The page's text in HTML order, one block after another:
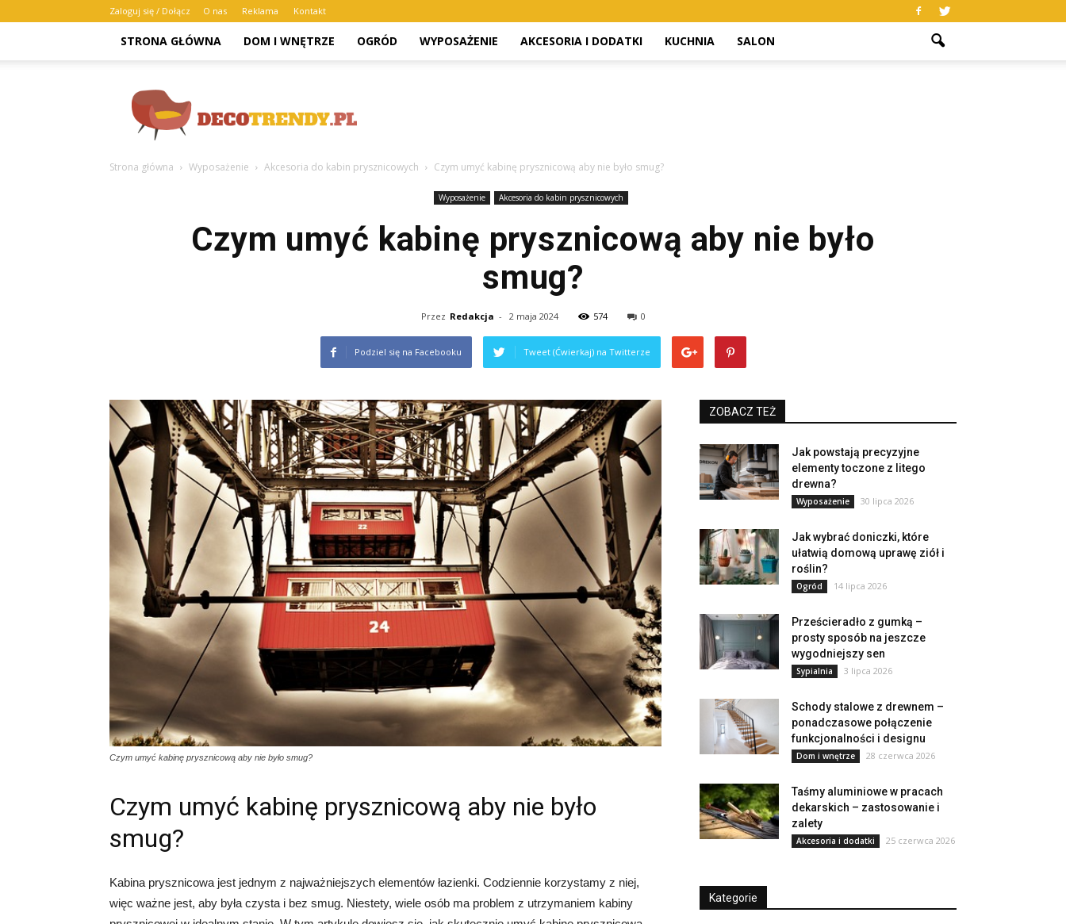
Zaloguj się / Dołącz O nas Reklama Kontakt
STRONA GŁÓWNA DOM I WNĘTRZE OGRÓD WYPOSAŻENIE AKCESORIA I DODATKI KUCHNIA SALON
Decotrendy.pl
Strona główna Wyposażenie Akcesoria do kabin prysznicowych Czym umyć kabinę prysznicową aby nie było smug?
Wyposażenie Akcesoria do kabin prysznicowych
Czym umyć kabinę prysznicową aby nie było
smug?
Przez Redakcja - 2 maja 2024 574 0
Podziel się na Facebooku Tweet (Ćwierkaj) na Twitterze
Czym umyć kabinę prysznicową aby nie było smug?
Czym umyć kabinę prysznicową aby nie było
smug?
Kabina prysznicowa jest jednym z najważniejszych elementów łazienki. Codziennie korzystamy z niej,
więc ważne jest, aby była czysta i bez smug. Niestety, wiele osób ma problem z utrzymaniem kabiny
ZOBACZ TEŻ
Jak powstają precyzyjne
elementy toczone z litego
drewna?
Wyposażenie 30 lipca 2026
Jak wybrać doniczki, które
ułatwią domową uprawę ziół i
roślin?
Ogród 14 lipca 2026
Prześcieradło z gumką –
prosty sposób na jeszcze
wygodniejszy sen
Sypialnia 3 lipca 2026
Schody stalowe z drewnem –
ponadczasowe połączenie
funkcjonalności i designu
Dom i wnętrze 28 czerwca 2026
Taśmy aluminiowe w pracach
dekarskich – zastosowanie i
zalety
Akcesoria i dodatki 25 czerwca 2026
Kategorie